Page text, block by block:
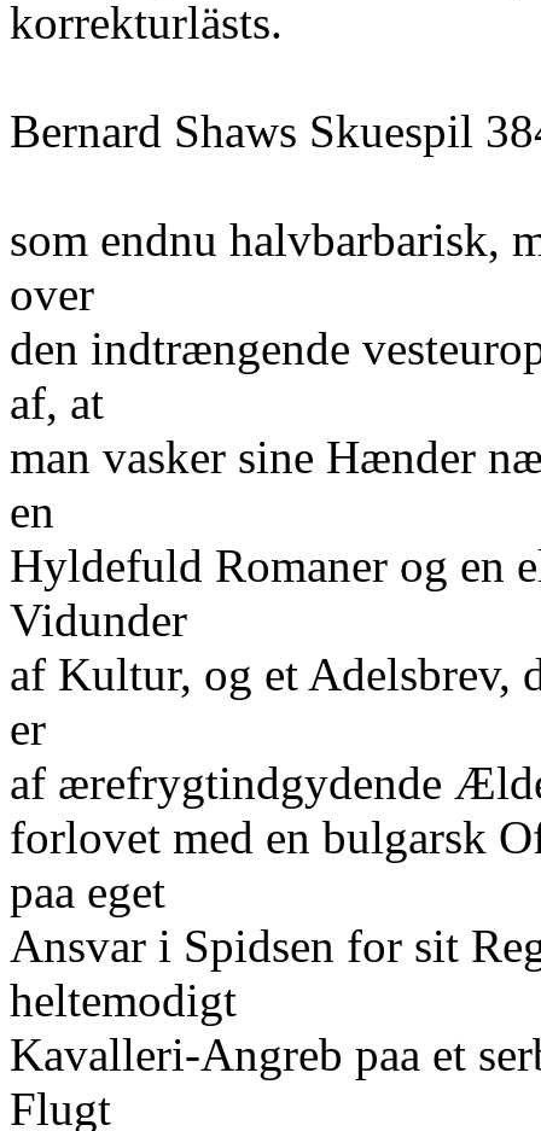
korrekturlästs.
Bernard Shaws Skuespil
som endnu halvbarbarisk,
over
den indtrængende
af, at
man vasker sine Hænder
en
Hyldefuld Romaner og en
Vidunder
af Kultur, og et Adelsbrev,
er
af ærefrygtindgydende
forlovet med en bulgarsk
paa eget
Ansvar i Spidsen for sit
heltemodigt
Kavalleri-Angreb paa et
Flugt